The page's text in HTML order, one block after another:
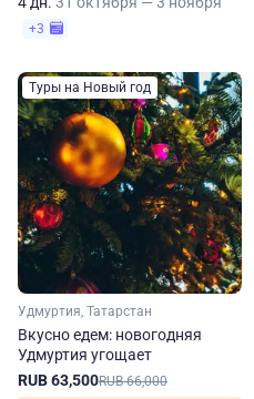
+3
Туры на Новый год
Удмуртия, Татарстан
Вкусно едем: новогодняя
Удмуртия угощает
RUB 63,500RUB 66,000